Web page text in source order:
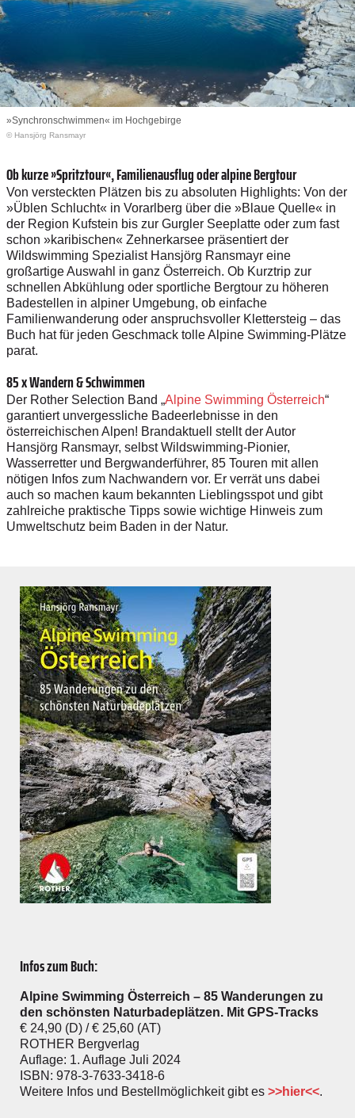
»Synchronschwimmen« im Hochgebirge
© Hansjörg Ransmayr
Ob kurze »Spritztour«, Familienausflug oder alpine Bergtour
Von versteckten Plätzen bis zu absoluten Highlights: Von der
»Üblen Schlucht« in Vorarlberg über die »Blaue Quelle« in
der Region Kufstein bis zur Gurgler Seeplatte oder zum fast
schon »karibischen« Zehnerkarsee präsentiert der
Wildswimming Spezialist Hansjörg Ransmayr eine
großartige Auswahl in ganz Österreich. Ob Kurztrip zur
schnellen Abkühlung oder sportliche Bergtour zu höheren
Badestellen in alpiner Umgebung, ob einfache
Familienwanderung oder anspruchsvoller Klettersteig – das
Buch hat für jeden Geschmack tolle Alpine Swimming-Plätze
parat.
85 x Wandern & Schwimmen
Der Rother Selection Band „Alpine Swimming Österreich“
garantiert unvergessliche Badeerlebnisse in den
österreichischen Alpen! Brandaktuell stellt der Autor
Hansjörg Ransmayr, selbst Wildswimming-Pionier,
Wasserretter und Bergwanderführer, 85 Touren mit allen
nötigen Infos zum Nachwandern vor. Er verrät uns dabei
auch so machen kaum bekannten Lieblingsspot und gibt
zahlreiche praktische Tipps sowie wichtige Hinweis zum
Umweltschutz beim Baden in der Natur.
Infos zum Buch:
Alpine Swimming Österreich – 85 Wanderungen zu
den schönsten Naturbadeplätzen. Mit GPS-Tracks
€ 24,90 (D) / € 25,60 (AT)
ROTHER Bergverlag
Auflage: 1. Auflage Juli 2024
ISBN: 978-3-7633-3418-6
Weitere Infos und Bestellmöglichkeit gibt es >>hier<<.